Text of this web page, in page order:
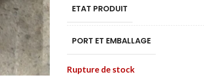
ETAT PRODUIT
PORT ET EMBALLAGE
Rupture de stock